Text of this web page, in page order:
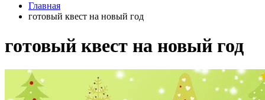
Главная
готовый квест на новый год
готовый квест на новый год